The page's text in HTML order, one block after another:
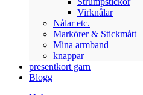
Virknålar
Nålar etc.
Markörer & Stickmått
Mina armband
knappar
presentkort garn
Blogg